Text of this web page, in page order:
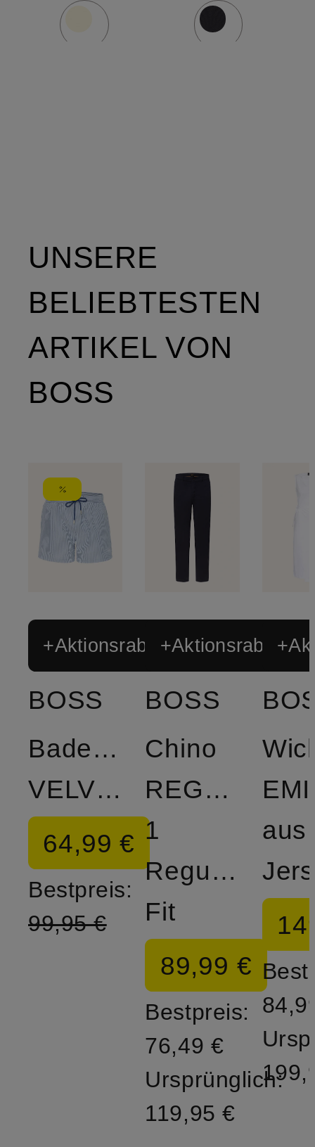
Mesh
Mesh
UNSERE
BELIEBTESTEN
ARTIKEL VON
BOSS
+Aktionsrabatt
BOSS
Badeshorts
VELVETFISH
64,99 €
Bestpreis:
99,95 €
+Aktionsrabatt
BOSS
Chino
REGULAR-
1
Regular
Fit
89,99 €
Bestpreis:
76,49 €
Ursprünglich:
119,95 €
aus